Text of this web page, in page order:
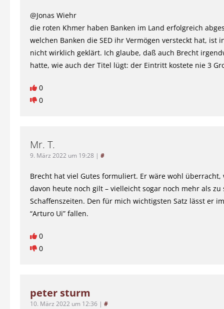
@Jonas Wiehr
die roten Khmer haben Banken im Land erfolgreich
welchen Banken die SED ihr Vermögen versteckt hat, ist
nicht wirklich geklärt. Ich glaube, daß auch Brecht
hatte, wie auch der Titel lügt: der Eintritt kostete nie 3
0
0
Mr. T.
9. März 2022 um 19:28 | #
Brecht hat viel Gutes formuliert. Er wäre wohl überracht,
davon heute noch gilt – vielleicht sogar noch mehr als zu
Schaffenszeiten. Den für mich wichtigsten Satz lässt er
“Arturo Ui” fallen.
0
0
peter sturm
10. März 2022 um 12:36 | #